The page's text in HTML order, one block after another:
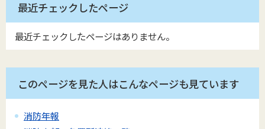
最近チェックしたページ
最近チェックしたページはありません。
このページを見た人はこんなページも見ています
消防年報